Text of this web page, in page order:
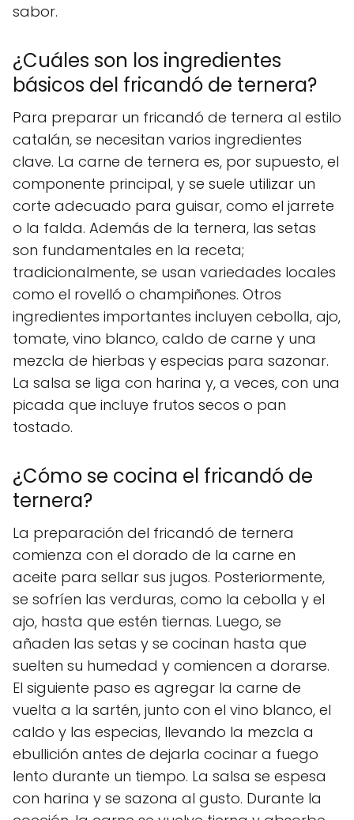
sabor.
¿Cuáles son los ingredientes
básicos del fricandó de ternera?
Para preparar un fricandó de ternera al estilo
catalán, se necesitan varios ingredientes
clave. La carne de ternera es, por supuesto, el
componente principal, y se suele utilizar un
corte adecuado para guisar, como el jarrete
o la falda. Además de la ternera, las setas
son fundamentales en la receta;
tradicionalmente, se usan variedades locales
como el rovelló o champiñones. Otros
ingredientes importantes incluyen cebolla, ajo,
tomate, vino blanco, caldo de carne y una
mezcla de hierbas y especias para sazonar.
La salsa se liga con harina y, a veces, con una
picada que incluye frutos secos o pan
tostado.
¿Cómo se cocina el fricandó de
ternera?
La preparación del fricandó de ternera
comienza con el dorado de la carne en
aceite para sellar sus jugos. Posteriormente,
se sofríen las verduras, como la cebolla y el
ajo, hasta que estén tiernas. Luego, se
añaden las setas y se cocinan hasta que
suelten su humedad y comiencen a dorarse.
El siguiente paso es agregar la carne de
vuelta a la sartén, junto con el vino blanco, el
caldo y las especias, llevando la mezcla a
ebullición antes de dejarla cocinar a fuego
lento durante un tiempo. La salsa se espesa
con harina y se sazona al gusto. Durante la